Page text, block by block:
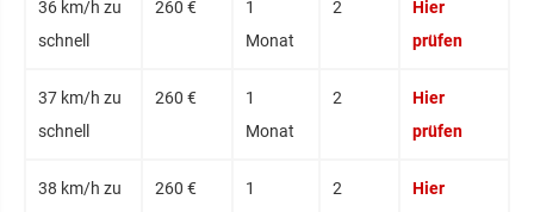
36 km/h zu
schnell
260 €
1
Monat
2
Hier
prüfen
37 km/h zu
schnell
260 €
1
Monat
2
Hier
prüfen
38 km/h zu
260 €
1
2
Hier